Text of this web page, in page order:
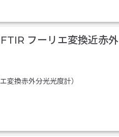
フーリエ変換近赤外
変換赤外分光光度計）